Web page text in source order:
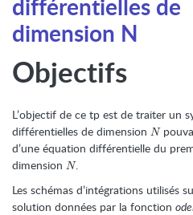
différentielles de
dimension N
Objectifs
L’objectif de ce tp est de traiter un
différentielles de dimension N
N
d’une équation différentielle du
dimension N
N.
Les schémas d’intégrations utilisés
solution données par la fonction